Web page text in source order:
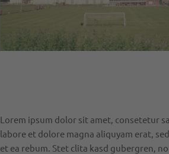
Lorem ipsum dolor sit amet, consetetur
labore et dolore magna aliquyam erat,
et ea rebum. Stet clita kasd gubergren,